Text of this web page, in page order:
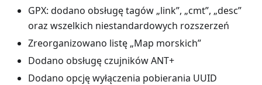
GPX: dodano obsługę tagów „link”, „cmt”, „desc”
oraz wszelkich niestandardowych rozszerzeń
Zreorganizowano listę „Map morskich”
Dodano obsługę czujników ANT+
Dodano opcję wyłączenia pobierania UUID